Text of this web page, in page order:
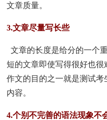
文章质量。
3.文章尽量写长些
文章的长度是给分的一个
短的文章即使写得很好也
作文的目的之一就是测试
内容。
4.个别不完善的语法现象不